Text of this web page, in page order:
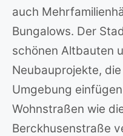
auch
Bungalows. Der
schönen Altbauten
Neubauprojekte,
Umgebung
Wohnstraßen wie
Berckhusenstraße